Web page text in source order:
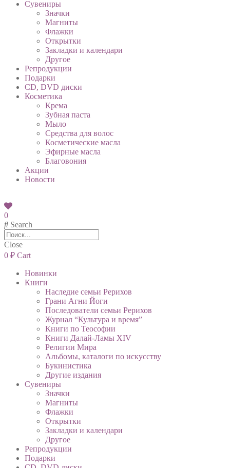
Сувениры
Значки
Магниты
Флажки
Открытки
Закладки и календари
Другое
Репродукции
Подарки
CD, DVD диски
Косметика
Крема
Зубная паста
Мыло
Средства для волос
Косметические масла
Эфирные масла
Благовония
Акции
Новости
0
Search
Close
0 ₽ Cart
Новинки
Книги
Наследие семьи Рерихов
Грани Агни Йоги
Последователи семьи Рерихов
Журнал “Культура и время”
Книги по Теософии
Книги Далай-Ламы XIV
Религии Мира
Альбомы, каталоги по искусству
Букинистика
Другие издания
Сувениры
Значки
Магниты
Флажки
Открытки
Закладки и календари
Другое
Репродукции
Подарки